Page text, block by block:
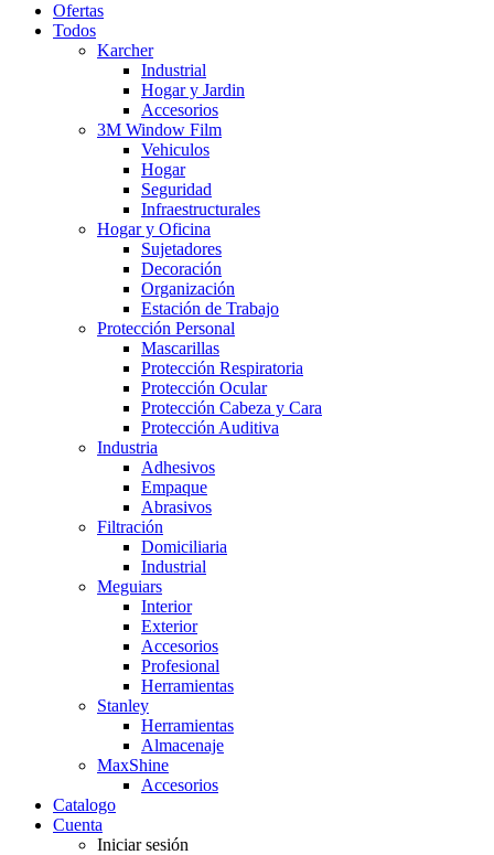
Ofertas
Todos
Karcher
Industrial
Hogar y Jardin
Accesorios
3M Window Film
Vehiculos
Hogar
Seguridad
Infraestructurales
Hogar y Oficina
Sujetadores
Decoración
Organización
Estación de Trabajo
Protección Personal
Mascarillas
Protección Respiratoria
Protección Ocular
Protección Cabeza y Cara
Protección Auditiva
Industria
Adhesivos
Empaque
Abrasivos
Filtración
Domiciliaria
Industrial
Meguiars
Interior
Exterior
Accesorios
Profesional
Herramientas
Stanley
Herramientas
Almacenaje
MaxShine
Accesorios
Catalogo
Cuenta
Iniciar sesión